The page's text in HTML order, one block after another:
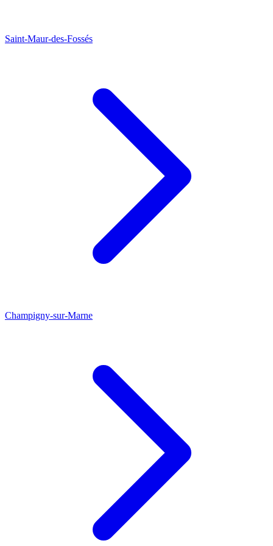
Saint-Maur-des-Fossés
Champigny-sur-Marne